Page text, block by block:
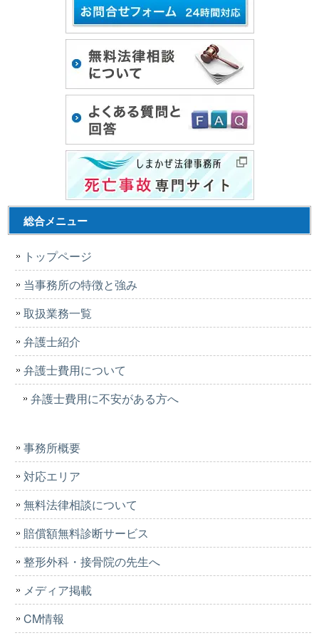
総合メニュー
トップページ
当事務所の特徴と強み
取扱業務一覧
弁護士紹介
弁護士費用について
弁護士費用に不安がある方へ
事務所概要
対応エリア
無料法律相談について
賠償額無料診断サービス
整形外科・接骨院の先生へ
メディア掲載
CM情報